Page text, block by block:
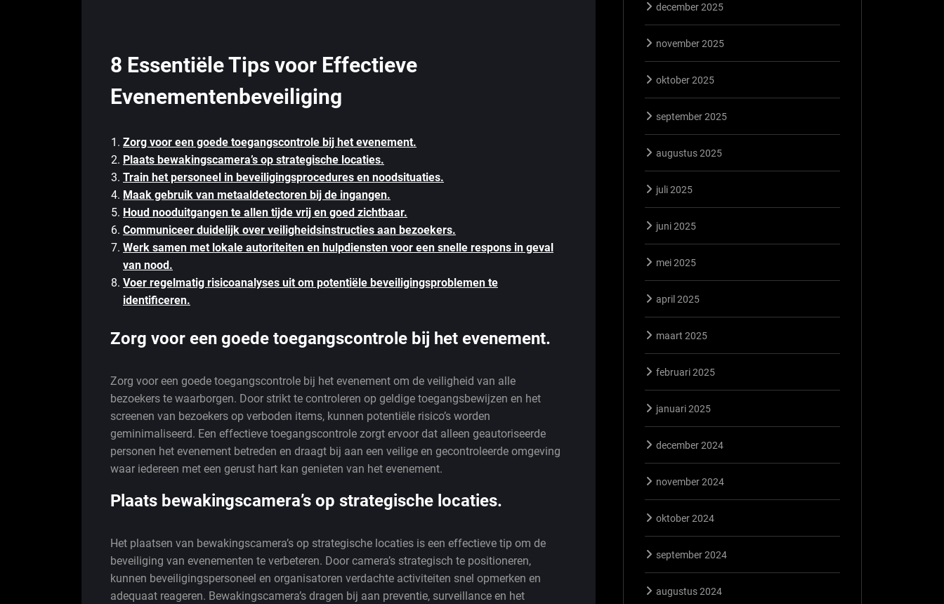
8 Essentiële Tips voor Effectieve
Evenementenbeveiliging
Zorg voor een goede toegangscontrole bij het evenement.
Plaats bewakingscamera’s op strategische locaties.
Train het personeel in beveiligingsprocedures en noodsituaties.
Maak gebruik van metaaldetectoren bij de ingangen.
Houd nooduitgangen te allen tijde vrij en goed zichtbaar.
Communiceer duidelijk over veiligheidsinstructies aan bezoekers.
Werk samen met lokale autoriteiten en hulpdiensten voor een snelle respons in geval
van nood.
Voer regelmatig risicoanalyses uit om potentiële beveiligingsproblemen te
identificeren.
Zorg voor een goede toegangscontrole bij het evenement.
Zorg voor een goede toegangscontrole bij het evenement om de veiligheid van alle
bezoekers te waarborgen. Door strikt te controleren op geldige toegangsbewijzen en het
screenen van bezoekers op verboden items, kunnen potentiële risico’s worden
geminimaliseerd. Een effectieve toegangscontrole zorgt ervoor dat alleen geautoriseerde
personen het evenement betreden en draagt bij aan een veilige en gecontroleerde omgeving
waar iedereen met een gerust hart kan genieten van het evenement.
Plaats bewakingscamera’s op strategische locaties.
Het plaatsen van bewakingscamera’s op strategische locaties is een effectieve tip om de
beveiliging van evenementen te verbeteren. Door camera’s strategisch te positioneren,
kunnen beveiligingspersoneel en organisatoren verdachte activiteiten snel opmerken en
adequaat reageren. Bewakingscamera’s dragen bij aan preventie, surveillance en het
december 2025
november 2025
oktober 2025
september 2025
augustus 2025
juli 2025
juni 2025
mei 2025
april 2025
maart 2025
februari 2025
januari 2025
december 2024
november 2024
oktober 2024
september 2024
augustus 2024